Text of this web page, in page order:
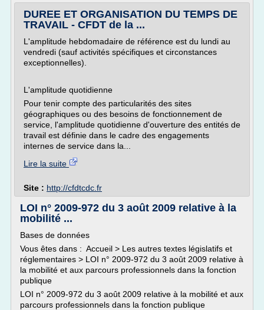
DUREE ET ORGANISATION DU TEMPS DE
TRAVAIL - CFDT de la ...
L'amplitude hebdomadaire de référence est du lundi au
vendredi (sauf activités spécifiques et circonstances
exceptionnelles).
L'amplitude quotidienne
Pour tenir compte des particularités des sites
géographiques ou des besoins de fonctionnement de
service, l'amplitude quotidienne d'ouverture des entités de
travail est définie dans le cadre des engagements
internes de service dans la...
Lire la suite
Site : http://cfdtcdc.fr
LOI n° 2009-972 du 3 août 2009 relative à la
mobilité ...
Bases de données
Vous êtes dans : Accueil > Les autres textes législatifs et
réglementaires > LOI n° 2009-972 du 3 août 2009 relative à
la mobilité et aux parcours professionnels dans la fonction
publique
LOI n° 2009-972 du 3 août 2009 relative à la mobilité et aux
parcours professionnels dans la fonction publique